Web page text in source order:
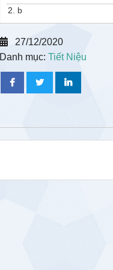
2. b
27/12/2020
Danh mục: Tiết Niệu